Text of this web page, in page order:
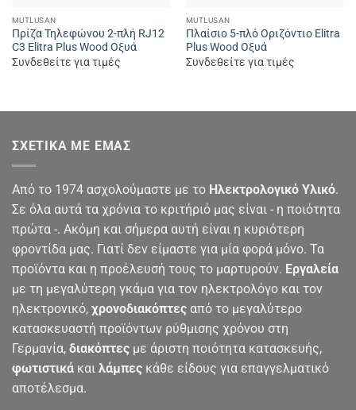
MUTLUSAN
Πρίζα Τηλεφώνου 2-πλή RJ12
C3 Elitra Plus Wood Οξυά
Συνδεθείτε για τιμές
MUTLUSAN
Πλαίσιο 5-πλό Οριζόντιο Elitra
Plus Wood Οξυά
Συνδεθείτε για τιμές
ΣΧΕΤΙΚΆ ΜΕ ΕΜΆΣ
Από το 1974 ασχολούμαστε με το Ηλεκτρολογικό Υλικό.
Σε όλα αυτά τα χρόνια το κριτήριό μας είναι - η ποιότητα
πρώτα -. Ακόμη και σήμερα αυτή είναι η κυριότερη
φροντίδα μας. Γιατί δεν είμαστε για μία φορά μόνο. Τα
προϊόντα και η προέλευσή τους το μαρτυρούν. Εργαλεία
με τη μεγαλύτερη γκάμα για τον ηλεκτρολόγο και τον
ηλεκτρονικό, χρονοδιακόπτες από το μεγαλύτερο
κατασκευαστή προϊόντων ρύθμισης χρόνου στη
Γερμανία, διακόπτες με άριστη ποιότητα κατασκευής,
φωτιστικά και λάμπες κάθε είδους για επαγγελματικό
αποτέλεσμα.